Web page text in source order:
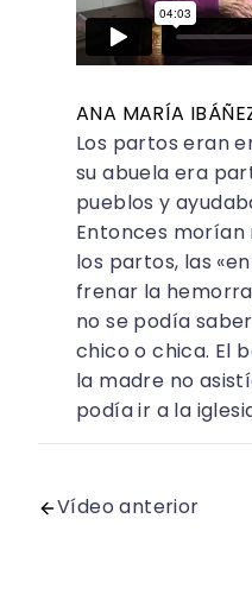
ANA MARÍA
Los partos eran
su abuela era
pueblos y
Entonces morían
los partos, las
frenar la
no se podía
chico o chica. El
la madre no
podía ir a la
Vídeo anterior